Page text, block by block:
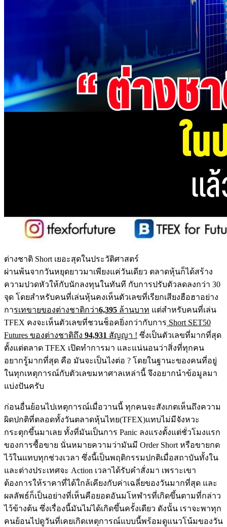
ต่างชาติ Short เยอะสุดในประวัติศาสตร์
ผ่านพ้นจากวันหยุดยาวมาเพียงแค่วันเดียว ตลาดหุ้นก็ได้สร้าง
ความปวดหัวให้กับนักลงทุนในทันที กับการปรับตัวลดลงกว่า 30
จุด โดยสำหรับคนที่เล่นหุ้นคงเห็นตัวเลขที่เรียกเสียงฮือฮาอย่าง
การเทขายของต่างชาติกว่า6,395 ล้านบาท แต่สำหรับคนที่เล่น
TFEX คงจะเห็นตัวเลขที่ชวนช็อคยิ่งกว่ากับการ Short SET50
Futures ของต่างชาติถึง 94,931 สัญญา ! ซึ่งเป็นตัวเลขที่มากที่สุด
ตั้งแต่ตลาด TFEX เปิดทำการมา และแน่นอนว่าสิ่งที่ทุกคน
อยากรู้มากที่สุด คือ มันจะเป็นไงต่อ ? โดยในฐานะของคนที่อยู่
ในทุกเหตุการณ์กับตัวเลขมหาศาลเหล่านี้ จึงอยากนำข้อมูลมา
แบ่งปันครับ
ก่อนอื่นย้อนไปเหตุการณ์เมื่อวานนี้ ทุกคนจะสังเกตเห็นถึงความ
ผิดปกติที่ตลอดทั้งวันตลาดหุ้นไทย(TFEX)แทบไม่มีจังหวะ
กระตุกขึ้นมาเลย ทั้งที่มันเป็นการ Panic ลงแรงตั้งแต่ชั่วโมงแรก
ของการซื้อขาย นั่นหมายความว่ามันมี Order Short หรือขายกด
ไว้ในแทบทุกช่วงเวลา ซึ่งนี้เป็นพฤติกรรมปกติเมื่อสถาบันทั้งใน
และต่างประเทศจะ Action เวลาได้รับคำสั่งมา เพราะเขา
ต้องการให้ราคาที่ได้ใกล้เคียงกับค่าเฉลี่ยของวันมากที่สุด และ
ผลลัพธ์ก็เป็นอย่างที่เห็นคือยอดอันมโหฬารที่เกิดขึ้นตามที่กล่าว
ไว้ข้างต้น ซึ่งเรื่องนี้มันไม่ได้เกิดขึ้นครั้งเดียว ดังนั้น เราจะพาทุก
คนย้อนไปดูวันที่เคยเกิดเหตุการณ์แบบนี้พร้อมดูแนวโน้มของวัน